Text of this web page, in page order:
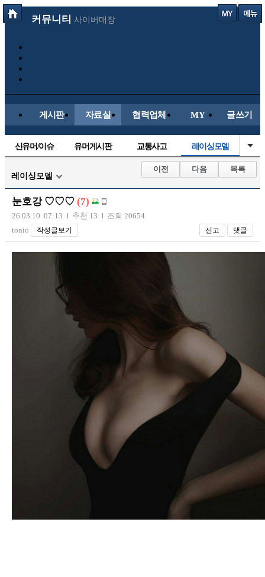
커뮤니티 사이버매장
게시판 자료실 협력업체 MY 글쓰기
신유머/이슈 유머게시판 교통사고 레이싱모델
내차사진 직찍/특종
자동차사진 후방주의방 자유사진 군사/무기
항공/해운/철도
장착시공사진
레이싱모델
이전 다음 목록
눈호강 ♡♡♡ (7)
26.03.10 07:13 추천 13
조회 20654
tonio
작성글보기 신고 댓글